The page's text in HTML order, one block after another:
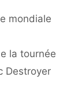
mondiale
la tournée
Destroyer